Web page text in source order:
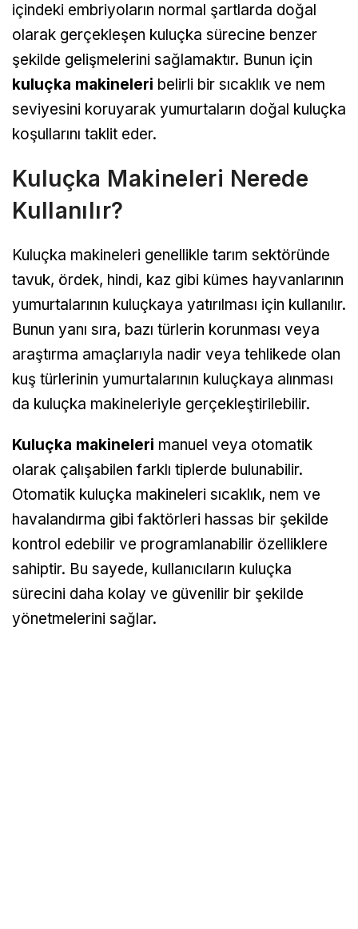
içindeki embriyoların normal şartlarda doğal
olarak gerçekleşen kuluçka sürecine benzer
şekilde gelişmelerini sağlamaktır. Bunun için
kuluçka makineleri belirli bir sıcaklık ve nem
seviyesini koruyarak yumurtaların doğal kuluçka
koşullarını taklit eder.
Kuluçka Makineleri Nerede
Kullanılır?
Kuluçka makineleri genellikle tarım sektöründe
tavuk, ördek, hindi, kaz gibi kümes hayvanlarının
yumurtalarının kuluçkaya yatırılması için kullanılır.
Bunun yanı sıra, bazı türlerin korunması veya
araştırma amaçlarıyla nadir veya tehlikede olan
kuş türlerinin yumurtalarının kuluçkaya alınması
da kuluçka makineleriyle gerçekleştirilebilir.
Kuluçka makineleri manuel veya otomatik
olarak çalışabilen farklı tiplerde bulunabilir.
Otomatik kuluçka makineleri sıcaklık, nem ve
havalandırma gibi faktörleri hassas bir şekilde
kontrol edebilir ve programlanabilir özelliklere
sahiptir. Bu sayede, kullanıcıların kuluçka
sürecini daha kolay ve güvenilir bir şekilde
yönetmelerini sağlar.